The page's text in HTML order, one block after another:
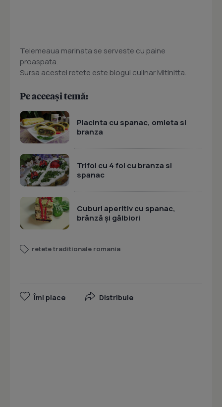
Telemeaua marinata se serveste cu paine
proaspata.
Sursa acestei retete este blogul culinar Mitinitta.
Pe aceeași temă:
Placinta cu spanac, omleta si
branza
Trifoi cu 4 foi cu branza si
spanac
Cuburi aperitiv cu spanac,
brânză și gălbiori
retete traditionale romania
Îmi place Distribuie